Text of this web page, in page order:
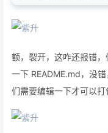
额，裂开，这咋还报错
一下 README.md，没
们需要编辑一下才可以